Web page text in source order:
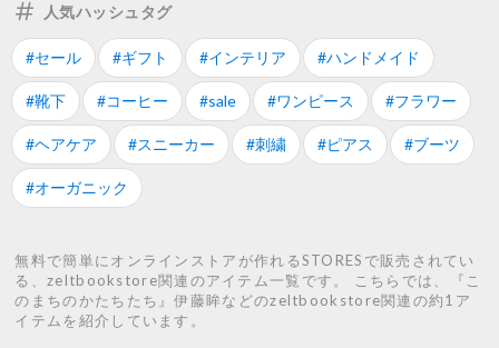
人気ハッシュタグ
#セール #ギフト #インテリア #ハンドメイド
#靴下 #コーヒー #sale #ワンピース #フラワー
#ヘアケア #スニーカー #刺繍 #ピアス #ブーツ
#オーガニック
無料で簡単にオンラインストアが作れるSTORESで販売されてい
る、zeltbookstore関連のアイテム一覧です。 こちらでは、『こ
のまちのかたちたち』伊藤眸などのzeltbookstore関連の約1ア
イテムを紹介しています。